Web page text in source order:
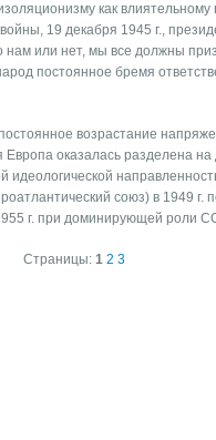
как
19 декабря 1945 г.,
нам или нет, мы все должны
постоянное бремя
возрастание
Европа оказалась разделена
идеологической
союз) в 1949
г. при доминирующей роли
Страницы: 1 2 3